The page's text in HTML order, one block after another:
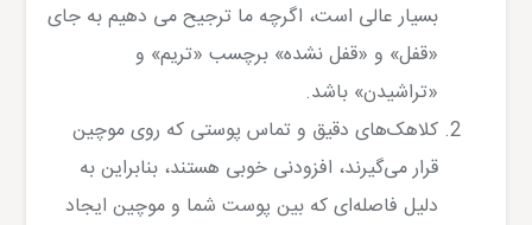
بسیار عالی است، اگرچه ما ترجیح می دهیم به جای
«قفل» و «قفل نشده» برچسب «تریم» و
«تراشیدن» باشد.
کلاهک‌های دقیق و تماس پوستی که روی موچین
قرار می‌گیرند، افزودنی خوبی هستند، بنابراین به
دلیل فاصله‌ای که بین پوست شما و موچین ایجاد